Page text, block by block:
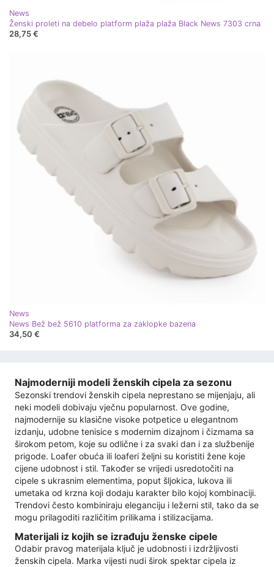
News
Ženski proleti na debelo platform plaža plaža Black News 7303 crna
28,75 €
News
News Bež bež 5610 platforma za zaklopke bazena
34,50 €
Najmoderniji modeli ženskih cipela za sezonu
Sezonski trendovi ženskih cipela neprestano se mijenjaju, ali
neki modeli dobivaju vječnu popularnost. Ove godine,
najmodernije su klasične visoke potpetice u elegantnom
izdanju, udobne tenisice s modernim dizajnom i čizmama sa
širokom petom, koje su odlične i za svaki dan i za službenije
prigode. Loafer obuća ili loaferi željni su koristiti žene koje
cijene udobnost i stil. Također se vrijedi usredotočiti na
cipele s ukrasnim elementima, poput šljokica, lukova ili
umetaka od krzna koji dodaju karakter bilo kojoj kombinaciji.
Trendovi često kombiniraju eleganciju i ležerni stil, tako da se
mogu prilagoditi različitim prilikama i stilizacijama.
Materijali iz kojih se izrađuju ženske cipele
Odabir pravog materijala ključ je udobnosti i izdržljivosti
ženskih cipela. Marka vijesti nudi širok spektar cipela iz